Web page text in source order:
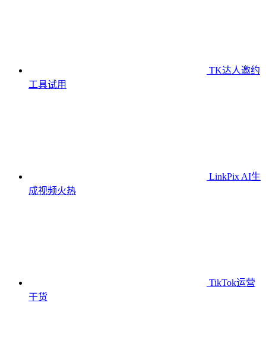
TK达人邀约
工具试用
LinkPix AI生
成视频火热
TikTok运营
干货